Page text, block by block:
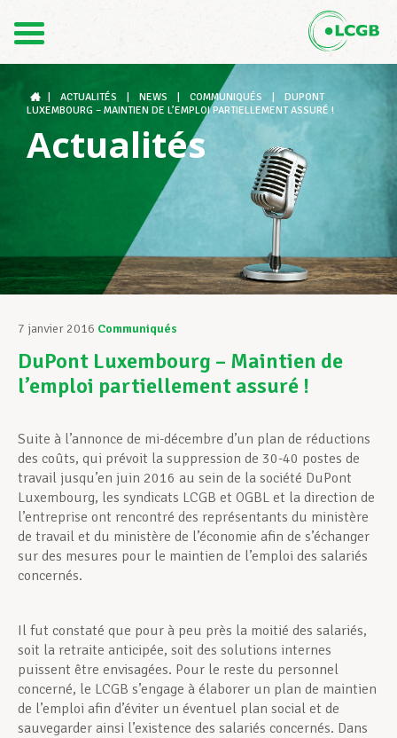
DE
Le LCGB
Structures syndicales
Assistance au Travail
Vos droits
Assistance en vie privée
Développement professionnel
Devenir Membre
Actualités
ACTUALITÉS NEWS COMMUNIQUÉS
DUPONT
LUXEMBOURG – MAINTIEN DE L’EMPLOI PARTIELLEMENT ASSURÉ !
Actualités
7 janvier 2016 Communiqués
DuPont Luxembourg – Maintien de
l’emploi partiellement assuré !
Suite à l’annonce de mi-décembre d’un plan de réductions
des coûts, qui prévoit la suppression de 30-40 postes de
travail jusqu’en juin 2016 au sein de la société DuPont
Luxembourg, les syndicats LCGB et OGBL et la direction de
l’entreprise ont rencontré des représentants du ministère
de travail et du ministère de l’économie afin de s’échanger
sur des mesures pour le maintien de l’emploi des salariés
concernés.
Il fut constaté que pour à peu près la moitié des salariés,
soit la retraite anticipée, soit des solutions internes
puissent être envisagées. Pour le reste du personnel
concerné, le LCGB s’engage à élaborer un plan de maintien
de l’emploi afin d’éviter un éventuel plan social et de
sauvegarder ainsi l’existence des salariés concernés. Dans